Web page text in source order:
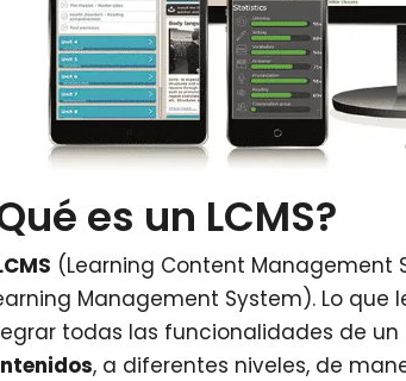
es un LCMS?
(Learning Content Management
Management System). Lo
todas las funcionalidades de un
, a diferentes niveles, de